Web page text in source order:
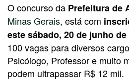
O concurso da Prefeitura de
Minas Gerais, está com
este sábado, 20 de junho de
100 vagas para diversos
Psicólogo, Professor e muito
podem ultrapassar R$ 12 mil.